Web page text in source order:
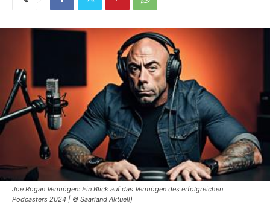
Joe Rogan Vermögen: Ein Blick auf das Vermögen des erfolgreichen
Podcasters 2024 | © Saarland Aktuell)